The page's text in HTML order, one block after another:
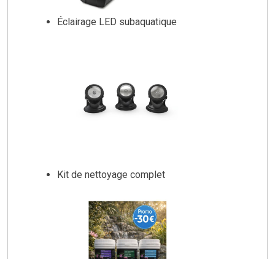
Éclairage LED subaquatique
Kit de nettoyage complet